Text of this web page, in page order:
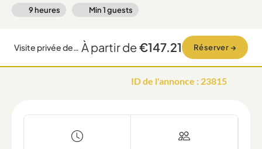
9 heures Min1guests
Visite privée des chutes d'Iguazu des deux côtés avec billets À partir de€147.21 Réserver →
ID de l'annonce : 23815